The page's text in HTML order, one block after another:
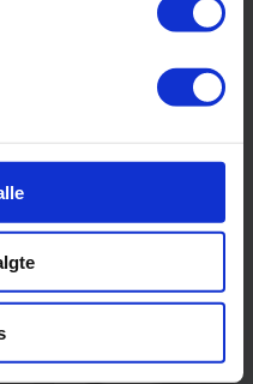
vej til trivsel og